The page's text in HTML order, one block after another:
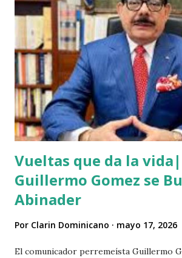
momento oportuno para cometer el
según versiones el haitiano era adicto a
eso le pidió el dinero prestado. Las
comunitarios indican que el asesino
de sangre y que éste se bañó y de dejó
ensangrentada tirada en el lugar donde
ó la huida. Éste es solo uno de múltiples
cometidos por haiti...
Vueltas que da la vida|
Guillermo Gomez se
Abinader
Por Clarin Dominicano mayo 17, 2026
El comunicador perremeísta Guillermo